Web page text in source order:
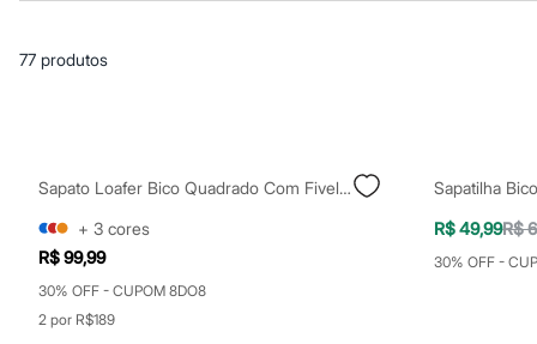
Blusas e Camisetas
Calças
Casacos e Jaquetas
Vestidos
Acessórios
Bolsas
Bonés e Chapéus
Bijoux
Cintos
Óculos
Relógios
77 produtos
Sapato Loafer Bico Quadrado Com Fivela Preto
+ 3 cores
R$ 99,99
30% OFF - CUPOM 8DO8
2 por R$189
R$ 49,99R$
30% OFF -